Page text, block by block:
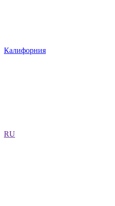
Калифорния
RU